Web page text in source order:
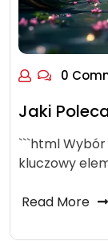
0
Jaki
```html
kluczowy
Read More